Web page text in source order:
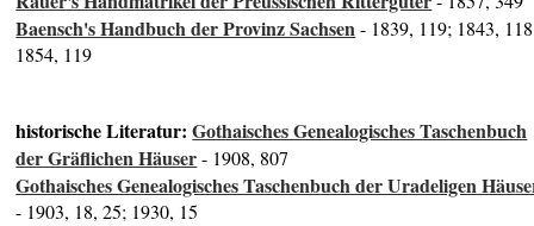
Baensch's Handbuch der Provinz Sachsen- 1839, 119; 1843,
1854, 119
historische Literatur:Gothaisches Genealogisches Taschenbuch
der Gräflichen Häuser- 1908, 807
Gothaisches Genealogisches Taschenbuch der Uradeligen
- 1903, 18, 25; 1930, 15